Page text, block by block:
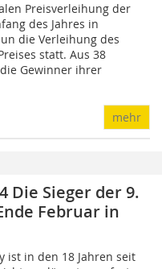
Preisverleihung der
des Jahres in
die Verleihung des
statt. Aus 38
Gewinner ihrer
mehr
Die Sieger der 9.
Februar in
ist in den 18 Jahren seit